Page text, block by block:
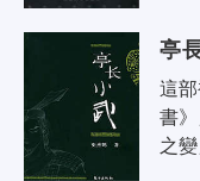
怯..
亭
這
書
之